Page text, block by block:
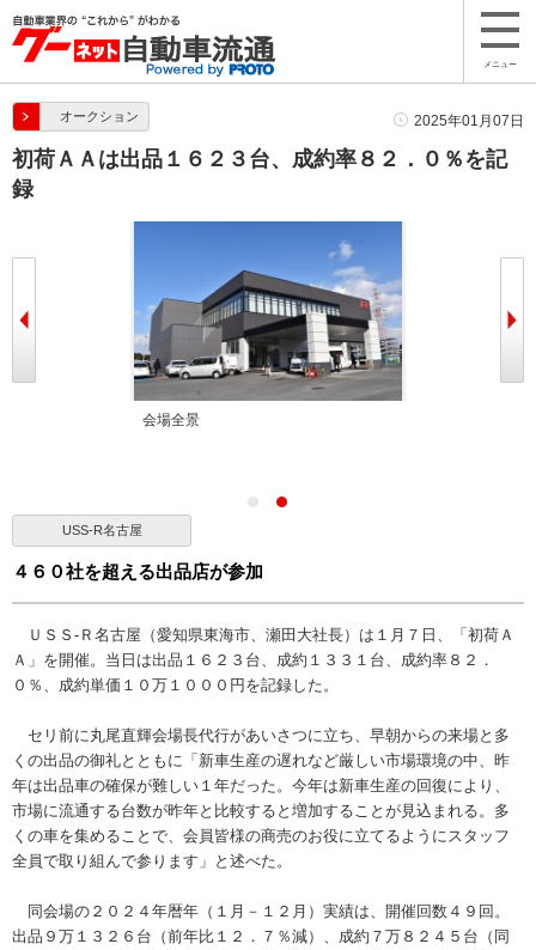
メニュー
オークション 2025年01月07日
初荷ＡＡは出品１６２３台、成約率８２．０％を記
録
会場全景
USS-R名古屋
４６０社を超える出品店が参加
ＵＳＳ-Ｒ名古屋（愛知県東海市、瀬田大社長）は１月７日、「初荷Ａ
Ａ」を開催。当日は出品１６２３台、成約１３３１台、成約率８２．
０％、成約単価１０万１０００円を記録した。
セリ前に丸尾直輝会場長代行があいさつに立ち、早朝からの来場と多
くの出品の御礼とともに「新車生産の遅れなど厳しい市場環境の中、昨
年は出品車の確保が難しい１年だった。今年は新車生産の回復により、
市場に流通する台数が昨年と比較すると増加することが見込まれる。多
くの車を集めることで、会員皆様の商売のお役に立てるようにスタッフ
全員で取り組んで参ります」と述べた。
同会場の２０２４年暦年（１月－１２月）実績は、開催回数４９回。
出品９万１３２６台（前年比１２．７％減）、成約７万８２４５台（同